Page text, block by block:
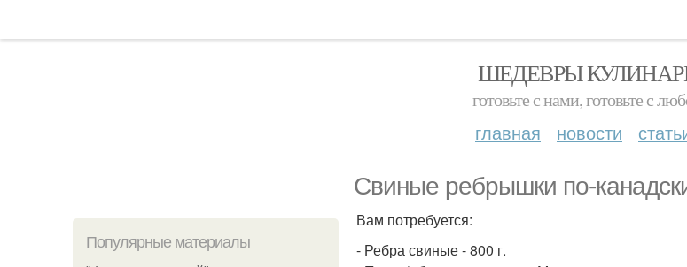
ШЕДЕВРЫ
готовьте с нами, готовьте с
главная новости
Свиные ребрышки по-
Популярные материалы
Вам потребуется:
- Ребра свиные - 800 г.